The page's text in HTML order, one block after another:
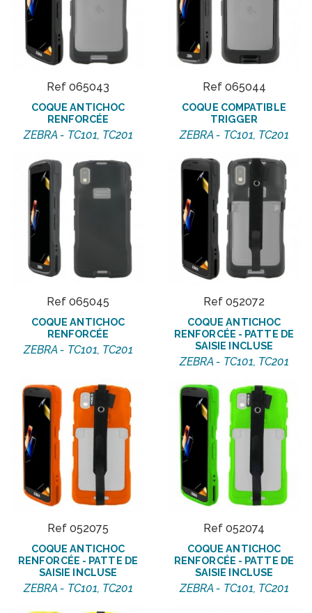
Ref 065043
COQUE ANTICHOC
RENFORCÉE
ZEBRA - TC101, TC201
Ref 065044
COQUE COMPATIBLE
TRIGGER
ZEBRA - TC101, TC201
Ref 065045
COQUE ANTICHOC
RENFORCÉE
ZEBRA - TC101, TC201
Ref 052072
COQUE ANTICHOC
RENFORCÉE - PATTE DE
SAISIE INCLUSE
ZEBRA - TC101, TC201
Ref 052075
COQUE ANTICHOC
RENFORCÉE - PATTE DE
SAISIE INCLUSE
ZEBRA - TC101, TC201
Ref 052074
COQUE ANTICHOC
RENFORCÉE - PATTE DE
SAISIE INCLUSE
ZEBRA - TC101, TC201